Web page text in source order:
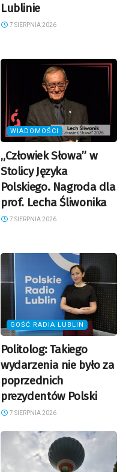
Lublinie
7 SIERPNIA 2026
WIADOMOŚCI
„Człowiek Słowa” w
Stolicy Języka
Polskiego. Nagroda dla
prof. Lecha Śliwonika
7 SIERPNIA 2026
GOŚĆ RADIA LUBLIN
Politolog: Takiego
wydarzenia nie było za
poprzednich
prezydentów Polski
7 SIERPNIA 2026